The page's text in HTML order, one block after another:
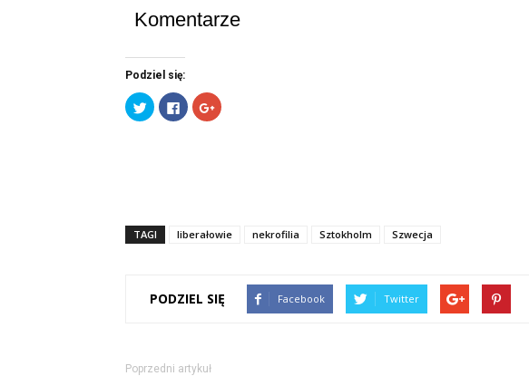
Komentarze
Podziel się:
Udostępnij
na
Twitterze(Otwiera
Click
to
share
Click
to
TAGI liberałowie nekrofilia Sztokholm Szwecja
PODZIEL SIĘ Facebook Twitter
Poprzedni artykuł